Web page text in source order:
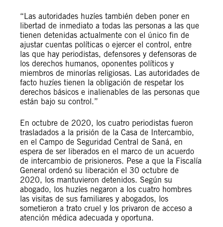
“Las autoridades huzíes también deben poner en
libertad de inmediato a todas las personas a las que
tienen detenidas actualmente con el único fin de
ajustar cuentas políticas o ejercer el control, entre
las que hay periodistas, defensores y defensoras de
los derechos humanos, oponentes políticos y
miembros de minorías religiosas. Las autoridades de
facto huzíes tienen la obligación de respetar los
derechos básicos e inalienables de las personas que
están bajo su control.”
En octubre de 2020, los cuatro periodistas fueron
trasladados a la prisión de la Casa de Intercambio,
en el Campo de Seguridad Central de Saná, en
espera de ser liberados en el marco de un acuerdo
de intercambio de prisioneros. Pese a que la Fiscalía
General ordenó su liberación el 30 octubre de
2020, los mantuvieron detenidos. Según su
abogado, los huzíes negaron a los cuatro hombres
las visitas de sus familiares y abogados, los
sometieron a trato cruel y los privaron de acceso a
atención médica adecuada y oportuna.